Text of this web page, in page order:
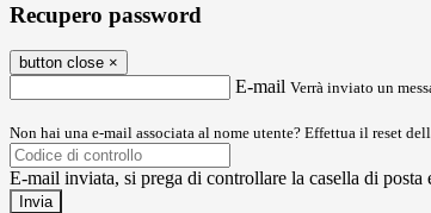
Recupero password
button close ×
E-mail Verrà inviato un
Non hai una e-mail associata al nome utente? Effettua il reset
E-mail inviata, si prega di controllare la casella di posta